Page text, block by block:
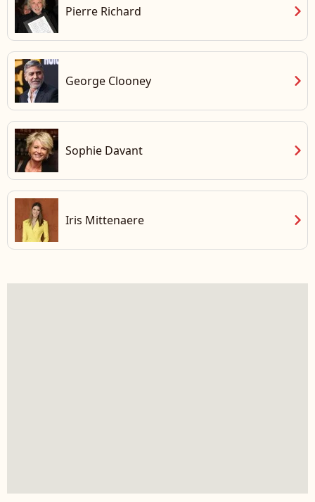
Pierre Richard chevron_right
George Clooney chevron_right
Sophie Davant chevron_right
Iris Mittenaere chevron_right